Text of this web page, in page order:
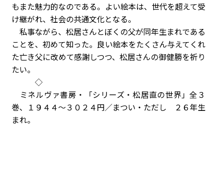
もまた魅力的なのである。よい絵本は、世代を超えて受
け継がれ、社会の共通文化となる。
私事ながら、松居さんとぼくの父が同年生まれである
ことを、初めて知った。良い絵本をたくさん与えてくれ
た亡き父に改めて感謝しつつ、松居さんの御健勝を祈り
たい。
◇
ミネルヴァ書房・「シリーズ・松居直の世界」全３
巻、１９４４〜３０２４円／まつい・ただし ２６年生
まれ。